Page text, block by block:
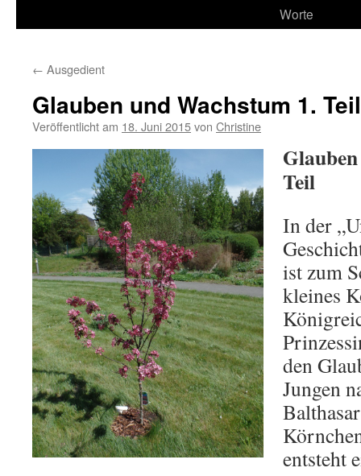
Worte
← Ausgedient
Glauben und Wachstum 1. Teil
Veröffentlicht am 18. Juni 2015von Christine
Teil
In der
ist zum
kleines
den
Jungen
entsteht